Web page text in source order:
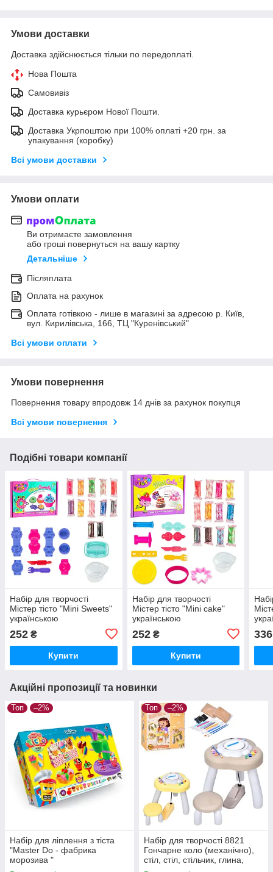
Умови доставки
Доставка здійснюється тільки по передоплаті.
Нова Пошта
Самовивіз
Доставка курьєром Нової Пошти.
Доставка Укрпоштою при 100% оплаті +20 грн. за
упакування (коробку)
Всі умови доставки
Умови оплати
Ви отримаєте замовлення
або гроші повернуться на вашу картку
Детальніше
Післяплата
Оплата на рахунок
Оплата готівкою - лише в магазині за адресою р. Київ,
вул. Кирилівська, 166, ТЦ "Куренівський"
Всі умови оплати
Умови повернення
Повернення товару впродовж 14 днів за рахунок покупця
Всі умови повернення
Подібні товари компанії
Набір для творчості
Містер тісто "Mini Sweets"
українською
252 ₴
Купити
Набір для творчості
Містер тісто "Mini cake"
українською
252₴
Купити
336
Акційні пропозиції та новинки
Топ –2%
Набір для ліплення з тіста
"Master Do - фабрика
морозива "
Топ –2%
Набір для творчості 8821
Гончарне коло (механічно),
стіл, стіл, стільчик, глина,
фарби, інструменти